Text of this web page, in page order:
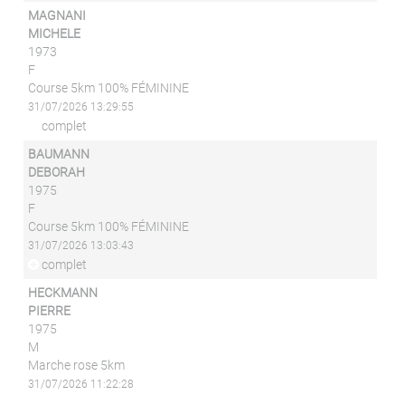
MAGNANI
MICHELE
1973
F
Course 5km 100% FÉMININE
31/07/2026 13:29:55
complet
BAUMANN
DEBORAH
1975
F
Course 5km 100% FÉMININE
31/07/2026 13:03:43
complet
HECKMANN
PIERRE
1975
M
Marche rose 5km
31/07/2026 11:22:28